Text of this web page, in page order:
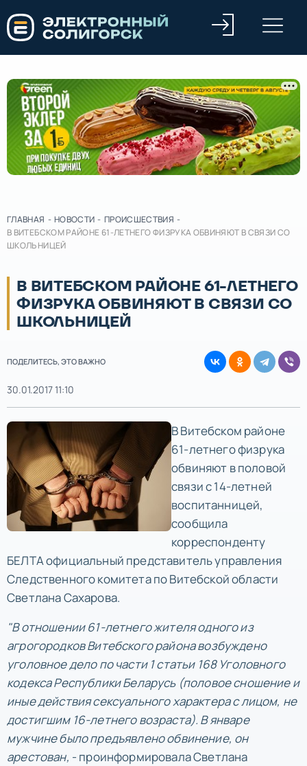
ГЛАВНАЯ - НОВОСТИ - ПРОИСШЕСТВИЯ -
В ВИТЕБСКОМ РАЙОНЕ 61-ЛЕТНЕГО ФИЗРУКА ОБВИНЯЮТ В СВЯЗИ СО
ШКОЛЬНИЦЕЙ
В ВИТЕБСКОМ РАЙОНЕ 61-ЛЕТНЕГО
ФИЗРУКА ОБВИНЯЮТ В СВЯЗИ СО
ШКОЛЬНИЦЕЙ
ПОДЕЛИТЕСЬ, ЭТО ВАЖНО
30.01.2017 11:10
В Витебском районе
61-летнего физрука
обвиняют в половой
связи с 14-летней
воспитанницей,
сообщила
корреспонденту
БЕЛТА официальный представитель управления
Следственного комитета по Витебской области
Светлана Сахарова.
"В отношении 61-летнего жителя одного из
агрогородков Витебского района возбуждено
уголовное дело по части 1 статьи 168 Уголовного
кодекса Республики Беларусь (половое сношение и
иные действия сексуального характера с лицом, не
достигшим 16-летнего возраста). В январе
мужчине было предъявлено обвинение, он
арестован, - проинформировала Светлана